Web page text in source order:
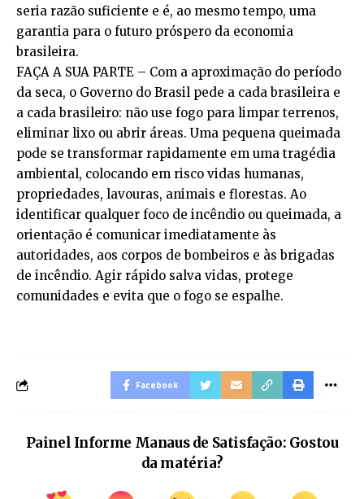
seria razão suficiente e é, ao mesmo tempo, uma
garantia para o futuro próspero da economia
brasileira.
FAÇA A SUA PARTE – Com a aproximação do período
da seca, o Governo do Brasil pede a cada brasileira e
a cada brasileiro: não use fogo para limpar terrenos,
eliminar lixo ou abrir áreas. Uma pequena queimada
pode se transformar rapidamente em uma tragédia
ambiental, colocando em risco vidas humanas,
propriedades, lavouras, animais e florestas. Ao
identificar qualquer foco de incêndio ou queimada, a
orientação é comunicar imediatamente às
autoridades, aos corpos de bombeiros e às brigadas
de incêndio. Agir rápido salva vidas, protege
comunidades e evita que o fogo se espalhe.
Facebook
Painel Informe Manaus de Satisfação: Gostou
da matéria?